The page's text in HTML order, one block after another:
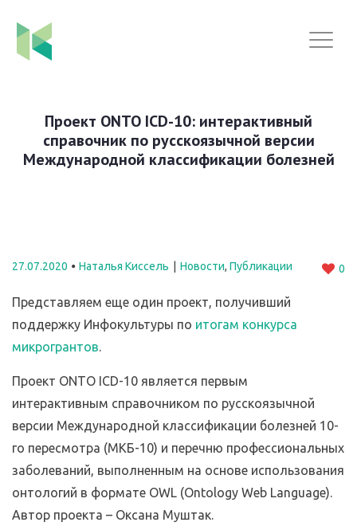
Проект ONTO ICD-10: интерактивный
справочник по русскоязычной версии
Международной классификации болезней
27.07.2020 Наталья Киссель Новости, Публикации 0
Представляем еще один проект, получивший
поддержку Инфокультуры по итогам конкурса
микрогрантов.
Проект ONTO ICD-10 является первым
интерактивным справочником по русскоязычной
версии Международной классификации болезней 10-
го пересмотра (МКБ-10) и перечню профессиональных
заболеваний, выполненным на основе использования
онтологий в формате OWL (Ontology Web Language).
Автор проекта – Оксана Муштак.